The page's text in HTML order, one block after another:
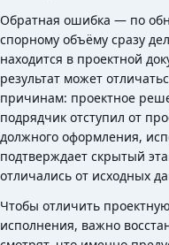
Обратная ошибка — по
спорному объёму сразу
находится в проектной
результат может
причинам: проектное
подрядчик отступил от
должного оформления,
подтверждает скрытый
отличались от исходных
Чтобы отличить
исполнения, важно